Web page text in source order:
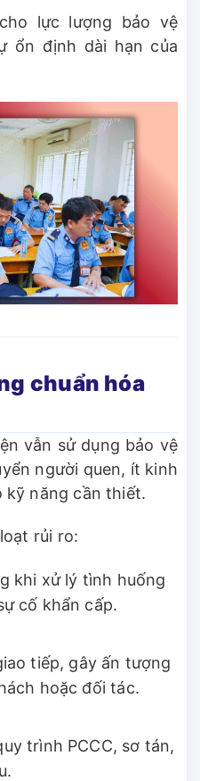
lực lượng bảo vệ
ổn định dài hạn của
chuẩn hóa
vẫn sử dụng bảo vệ
người quen, ít kinh
kỹ năng cần thiết.
rủi ro:
khi xử lý tình huống
cố khẩn cấp.
tiếp, gây ấn tượng
hoặc đối tác.
trình PCCC, sơ tán,